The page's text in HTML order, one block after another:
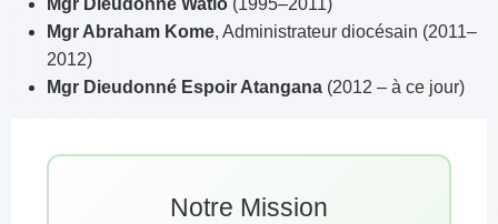
Mgr Dieudonné Watio (1995–2011)
Mgr Abraham Kome, Administrateur diocésain (2011–
2012)
Mgr Dieudonné Espoir Atangana (2012 – à ce jour)
Notre Mission